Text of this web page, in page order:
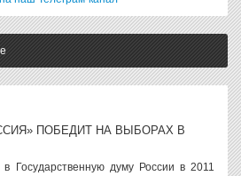
ПОБЕДИТ НА ВЫБОРАХ В
Государственную думу России в 2011